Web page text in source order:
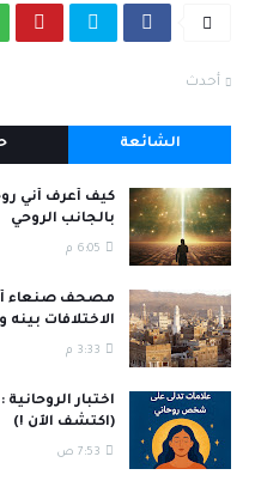
أحدث
الشائعة
بالجانب الروحي
6:05 م
مصحف صنعاء
الاختلافات
3:33 م
اختبار
(اكتشف الآن !)
7:53 ص